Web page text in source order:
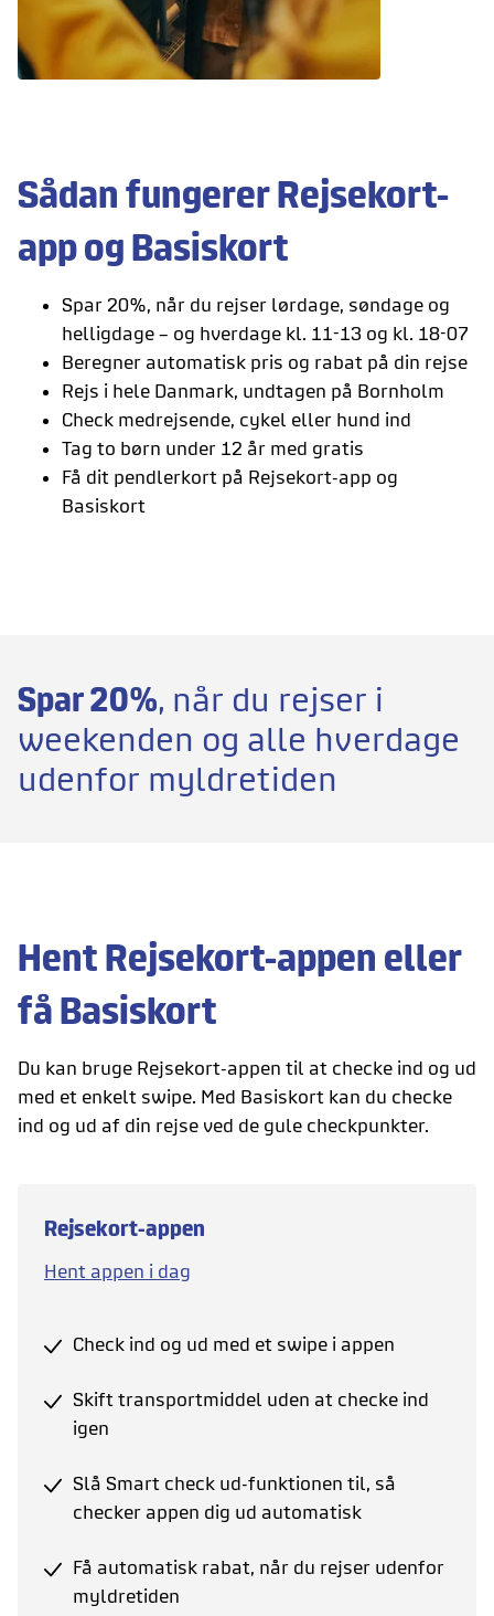
Sådan fungerer Rejsekort-
app og Basiskort
Spar 20%, når du rejser lørdage, søndage og
helligdage – og hverdage kl. 11-13 og kl. 18-07
Beregner automatisk pris og rabat på din rejse
Rejs i hele Danmark, undtagen på Bornholm
Check medrejsende, cykel eller hund ind
Tag to børn under 12 år med gratis
Få dit pendlerkort på Rejsekort-app og
Basiskort
Spar 20%, når du rejser i
weekenden og alle hverdage
udenfor myldretiden
Hent Rejsekort-appen eller
få Basiskort
Du kan bruge Rejsekort-appen til at checke ind og ud
med et enkelt swipe. Med Basiskort kan du checke
ind og ud af din rejse ved de gule checkpunkter.
Rejsekort-appen
Hent appen i dag
Check ind og ud med et swipe i appen
Skift transportmiddel uden at checke ind
igen
Slå Smart check ud-funktionen til, så
checker appen dig ud automatisk
Få automatisk rabat, når du rejser udenfor
myldretiden